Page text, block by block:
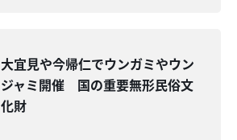
大宜見や今帰仁でウンガミやウン
ジャミ開催 国の重要無形民俗文
化財